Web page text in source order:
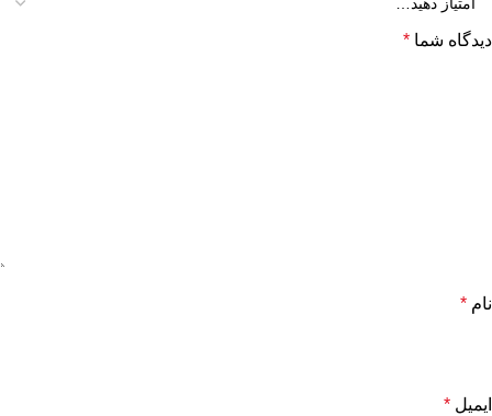
دیدگاه شما *
نام *
ایمیل *